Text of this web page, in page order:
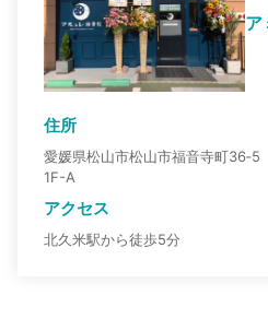
ア
住所
愛媛県松山市松山市福音寺町
1F-A
アクセス
北久米駅から徒歩5分